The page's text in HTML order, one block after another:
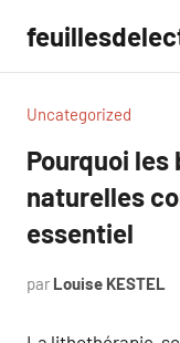
contenu
Uncategorized
Pourquoi
naturelles
essentiel
par Louise KESTEL